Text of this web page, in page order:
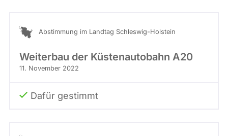
Abstimmung im Landtag Schleswig-Holstein
Weiterbau der Küstenautobahn A20
11. November 2022
Dafür gestimmt